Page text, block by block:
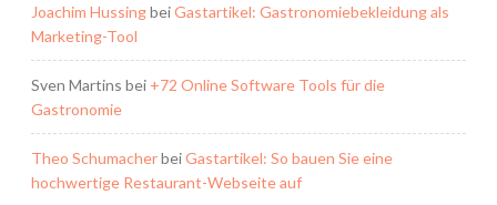
Joachim HussingbeiGastartikel: Gastronomiebekleidung als
Marketing-Tool
Sven Martins bei +72 Online Software Tools für die
Gastronomie
Theo SchumacherbeiGastartikel: So bauen Sie eine
hochwertige Restaurant-Webseite auf